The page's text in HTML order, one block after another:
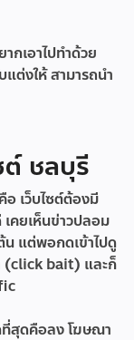
กเอาไปทำด้วย
ต่งให้ สามารถนำ
ต์ ชลบุรี
เว็บไซต์ต้องมี
คยเห็นข่าวปลอม
น แต่พอกดเข้าไปดู
(click bait) และก็
ที่สุดคือลง โฆษณา